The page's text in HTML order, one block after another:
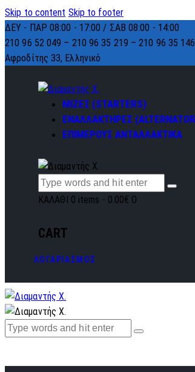
Skip to content Skip to footer
ΔΕΥ - ΠΑΡ 08:00 - 17:00 / ΣΑΒ 08:00 - 14:00
210 96 52 049 – 210 96 35 219 –210 96 35 146
Αφροδίτης 33, Ελληνικό
ΜΙΖΕΣ (STARTERS)
ΕΝΑΛΛΑΚΤΗΡΕΣ
ΕΠΙΜΕΡΟΥΣ ΑΝΤΑΛΛΑΚΤΙΚΑ
ΚΑΛΑΘΙ 0 items - 0.00€ 0
CART
ΛΟΓΑΡΙΑΣΜΟΣ